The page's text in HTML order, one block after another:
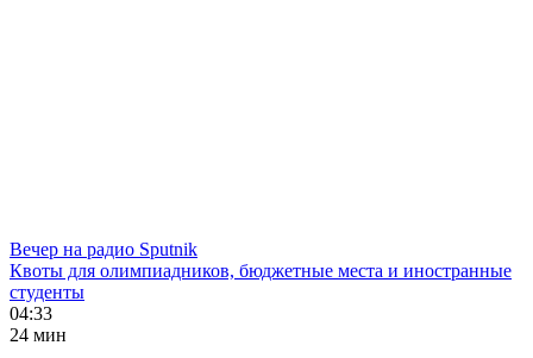
Вечер на радио Sputnik
Квоты для олимпиадников, бюджетные места и иностранные
студенты
04:33
24 мин